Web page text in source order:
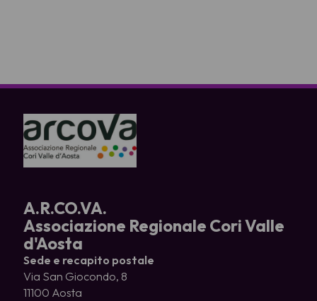
A.R.CO.VA.
Associazione Regionale Cori Valle
d'Aosta
Sede e recapito postale
Via San Giocondo, 8
11100 Aosta